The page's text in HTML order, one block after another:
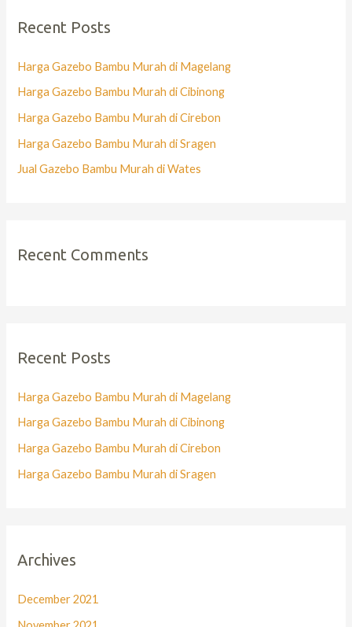
Recent Posts
Harga Gazebo Bambu Murah di Magelang
Harga Gazebo Bambu Murah di Cibinong
Harga Gazebo Bambu Murah di Cirebon
Harga Gazebo Bambu Murah di Sragen
Jual Gazebo Bambu Murah di Wates
Recent Comments
Recent Posts
Harga Gazebo Bambu Murah di Magelang
Harga Gazebo Bambu Murah di Cibinong
Harga Gazebo Bambu Murah di Cirebon
Harga Gazebo Bambu Murah di Sragen
Archives
December 2021